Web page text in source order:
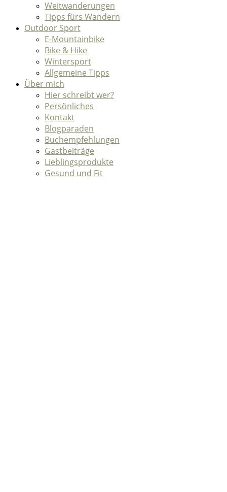
Weitwanderungen
Tipps fürs Wandern
Outdoor Sport
E-Mountainbike
Bike & Hike
Wintersport
Allgemeine Tipps
Über mich
Hier schreibt wer?
Persönliches
Kontakt
Blogparaden
Buchempfehlungen
Gastbeiträge
Lieblingsprodukte
Gesund und Fit